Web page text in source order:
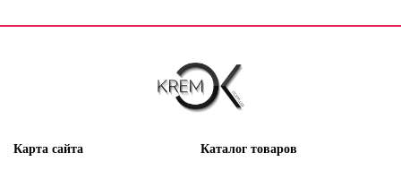
Карта сайта Каталог товаров